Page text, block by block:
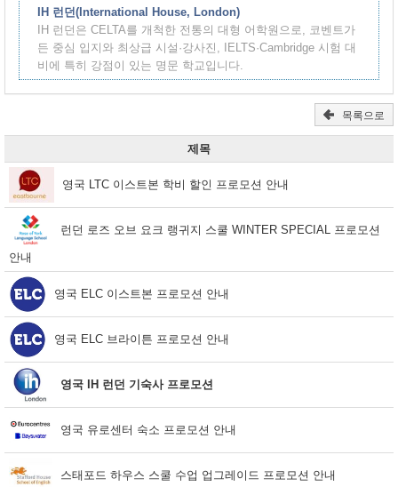
IH 런던(International House, London)
IH 런던은 CELTA를 개척한 전통의 대형 어학원으로, 코벤트가
든 중심 입지와 최상급 시설·강사진, IELTS·Cambridge 시험 대
비에 특히 강점이 있는 명문 학교입니다.
목록으로
제목
영국 LTC 이스트본 학비 할인 프로모션 안내
런던 로즈 오브 요크 랭귀지 스쿨 WINTER SPECIAL 프로모션
안내
영국 ELC 이스트본 프로모션 안내
영국 ELC 브라이튼 프로모션 안내
영국 IH 런던 기숙사 프로모션
영국 유로센터 숙소 프로모션 안내
스태포드 하우스 스쿨 수업 업그레이드 프로모션 안내